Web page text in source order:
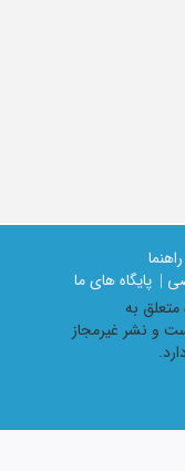
راهنما
|
پایگاه های ما
متعلق به
و نشر غیرمجاز